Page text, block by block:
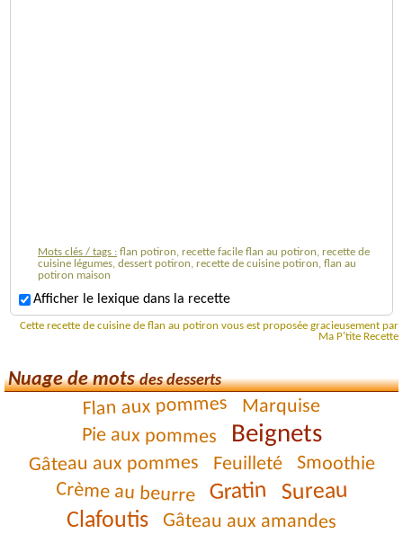
Mots clés / tags : flan potiron, recette facile flan au potiron, recette de
cuisine légumes, dessert potiron, recette de cuisine potiron, flan au
potiron maison
Afficher le lexique dans la recette
Cette recette de cuisine de flan au potiron vous est proposée gracieusement par
Ma P'tite Recette
Nuage de motsdes desserts
Flan aux pommes Marquise
Pie aux pommes Beignets
Gâteau aux pommes Feuilleté Smoothie
Crème au beurre Gratin Sureau
Clafoutis Gâteau aux amandes